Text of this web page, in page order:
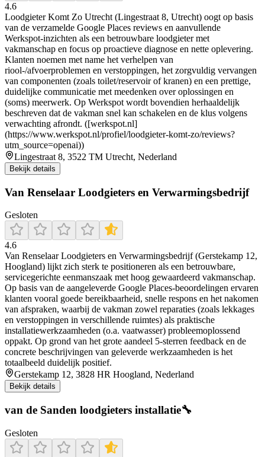
4.6
Loodgieter Komt Zo Utrecht (Lingestraat 8, Utrecht) oogt op basis
van de verzamelde Google Places reviews en aanvullende
Werkspot-inzichten als een betrouwbare loodgieter met
vakmanschap en focus op proactieve diagnose en nette oplevering.
Klanten noemen met name het verhelpen van
riool-/afvoerproblemen en verstoppingen, het zorgvuldig vervangen
van componenten (zoals toilet/reservoir of kranen) en een prettige,
duidelijke communicatie met meedenken over oplossingen en
(soms) meerwerk. Op Werkspot wordt bovendien herhaaldelijk
beschreven dat de vakman snel kan schakelen en de klus volgens
verwachting afrondt. ([werkspot.nl]
(https://www.werkspot.nl/profiel/loodgieter-komt-zo/reviews?
utm_source=openai))
Lingestraat 8, 3522 TM Utrecht, Nederland
Bekijk details
Van Renselaar Loodgieters en Verwarmingsbedrijf
Gesloten
4.6
Van Renselaar Loodgieters en Verwarmingsbedrijf (Gerstekamp 12,
Hoogland) lijkt zich sterk te positioneren als een betrouwbare,
servicegerichte eenmanszaak met hoog gewaardeerd vakmanschap.
Op basis van de aangeleverde Google Places-beoordelingen ervaren
klanten vooral goede bereikbaarheid, snelle respons en het nakomen
van afspraken, waarbij de vakman zowel reparaties (zoals lekkages
en verstoppingen in verschillende ruimtes) als praktische
installatiewerkzaamheden (o.a. vaatwasser) probleemoplossend
oppakt. Op grond van het grote aandeel 5-sterren feedback en de
concrete beschrijvingen van geleverde werkzaamheden is het
totaalbeeld duidelijk positief.
Gerstekamp 12, 3828 HR Hoogland, Nederland
Bekijk details
van de Sanden loodgieters installatie🔧
Gesloten